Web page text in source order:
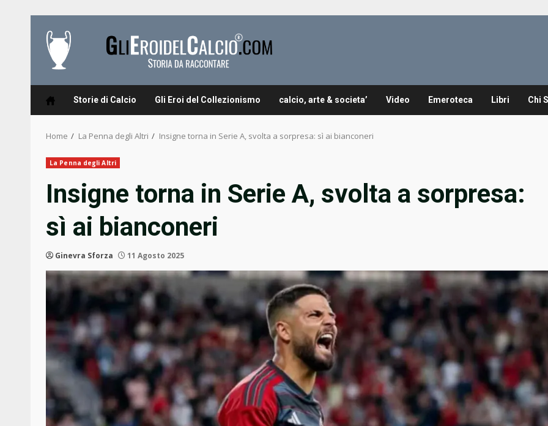
content
Storie di Calcio Gli Eroi del Collezionismo calcio, arte & societa’ Video Emeroteca Libri Chi
Home La Penna degli Altri Insigne torna in Serie A, svolta a sorpresa: sì ai bianconeri
La Penna degli Altri
Insigne torna in Serie A, svolta a sorpresa:
sì ai bianconeri
Ginevra Sforza 11 Agosto 2025